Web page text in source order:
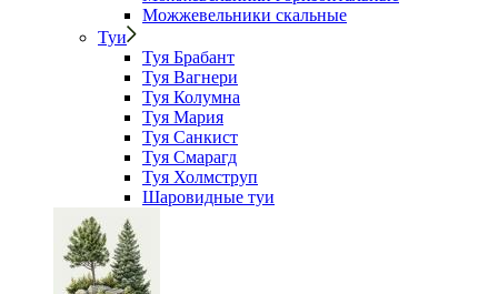
Можжевельники скальные
Туи
Туя Брабант
Туя Вагнери
Туя Колумна
Туя Мария
Туя Санкист
Туя Смарагд
Туя Холмструп
Шаровидные туи